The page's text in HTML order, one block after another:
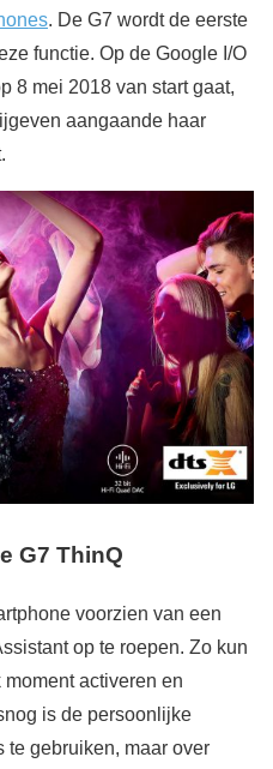
. De G7 wordt de eerste
functie. Op de Google I/O
8 mei 2018 van start gaat,
aangaande haar
G7 ThinQ
voorzien van een
op te roepen. Zo kun
activeren en
is de persoonlijke
te gebruiken, maar over